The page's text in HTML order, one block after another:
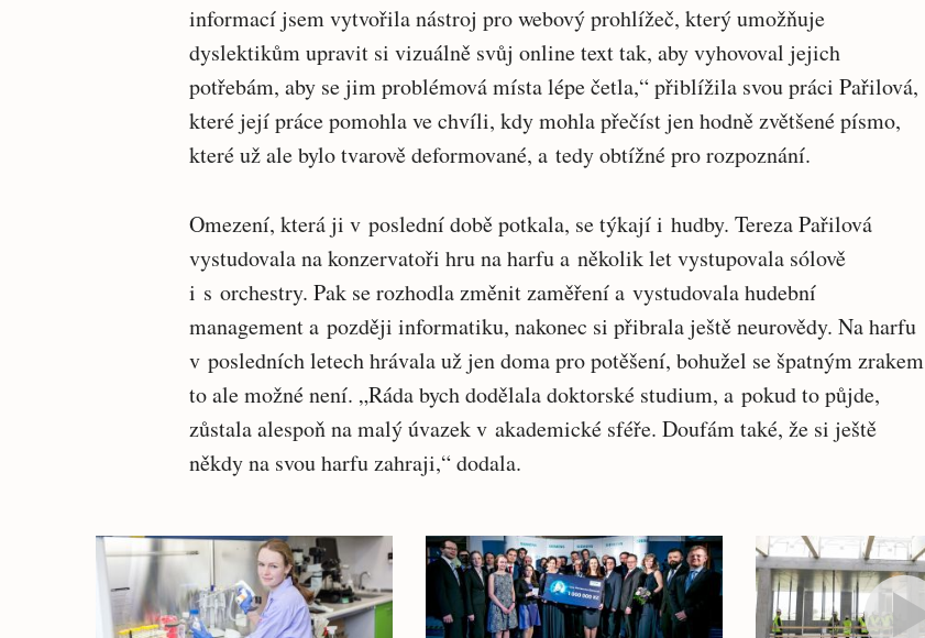
informací jsem vytvořila nástroj pro webový prohlížeč, který umožňuje
dyslektikům upravit si vizuálně svůj online text tak, aby vyhovoval jejich
potřebám, aby se jim problémová místa lépe četla,“ přiblížila svou práci Pařilová,
které její práce pomohla ve chvíli, kdy mohla přečíst jen hodně zvětšené písmo,
které už ale bylo tvarově deformované, a tedy obtížné pro rozpoznání.
Omezení, která ji v poslední době potkala, se týkají i hudby. Tereza Pařilová
vystudovala na konzervatoři hru na harfu a několik let vystupovala sólově
i s orchestry. Pak se rozhodla změnit zaměření a vystudovala hudební
management a později informatiku, nakonec si přibrala ještě neurovědy. Na harfu
v posledních letech hrávala už jen doma pro potěšení, bohužel se špatným zrakem
to ale možné není. „Ráda bych dodělala doktorské studium, a pokud to půjde,
zůstala alespoň na malý úvazek v akademické sféře. Doufám také, že si ještě
někdy na svou harfu zahraji,“ dodala.
Související
články